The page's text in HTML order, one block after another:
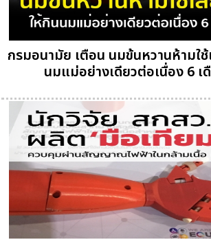
กรมอนามัย เตือน นมข้นหวานห้ามใ
นมแม่อย่างเดียวต่อเนื่อง 6